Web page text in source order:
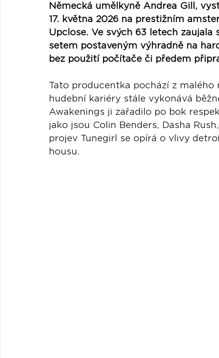
Německá umělkyně Andrea Gill,
17. května 2026 na prestižním
Upclose. Ve svých 63 letech
setem postaveným výhradně na
bez použití počítače či předem
Tato producentka pochází z
hudební kariéry stále vykonává
Awakenings ji zařadilo po bok
jako jsou Colin Benders, Dasha
projev Tunegirl se opírá o vlivy
housu.